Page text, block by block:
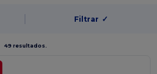
Filtrar ✓
49 resultados.